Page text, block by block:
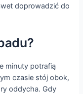
doprowadzić do
minuty potrafią
czasie stój obok,
oddycha. Gdy